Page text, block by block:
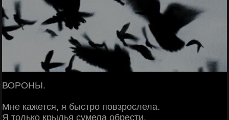
ВОРОНЫ.
Мне кажется, я быстро повзрослела.
Я только крылья сумела обрести,